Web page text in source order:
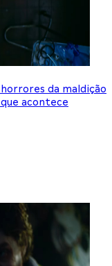
da maldição
acontece